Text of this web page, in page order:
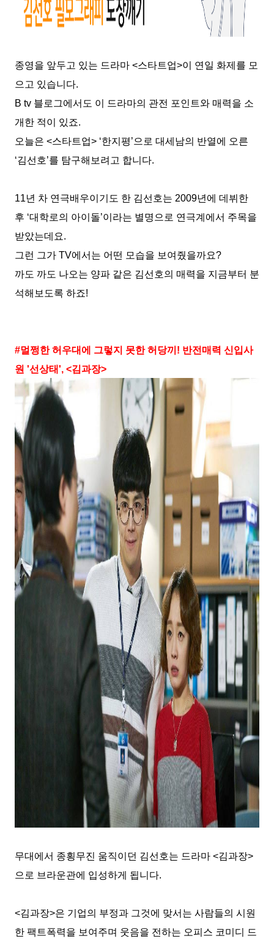
종영을 앞두고 있는 드라마 <스타트업>이 연일 화제를 모
으고 있습니다.
B tv 블로그에서도 이 드라마의 관전 포인트와 매력을 소
개한 적이 있죠.
오늘은 <스타트업> ‘한지평’으로 대세남의 반열에 오른
‘김선호’를 탐구해보려고 합니다.
11년 차 연극배우이기도 한 김선호는 2009년에 데뷔한
후 ‘대학로의 아이돌’이라는 별명으로 연극계에서 주목을
받았는데요.
그런 그가 TV에서는 어떤 모습을 보여줬을까요?
까도 까도 나오는 양파 같은 김선호의 매력을 지금부터 분
석해보도록 하죠!
#멀쩡한 허우대에 그렇지 못한 허당끼 ! 반전매력 신입사
원 '선상태', <김과장>
무대에서 종횡무진 움직이던 김선호는 드라마 <김과장>
으로 브라운관에 입성하게 됩니다.
<김과장>은 기업의 부정과 그것에 맞서는 사람들의 시원
한 팩트폭력을 보여주며 웃음을 전하는 오피스 코미디 드